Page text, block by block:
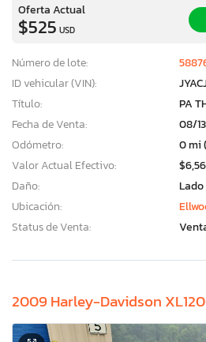
Oferta Actual
$525 USD
Número de lote:
ID vehicular (VIN):
Título:
PA
Fecha de Venta:
08/
Odómetro:
0 mi
Valor Actual Efectivo:
Daño:
Lado
Ubicación:
Status de Venta:
2009 Harley-Davidson